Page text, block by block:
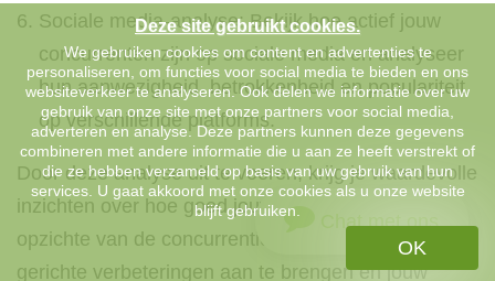
Sociale media-analyse: Bekijk hoe actief jouw
concurrenten zijn op sociale media en analyseer
hun aanwezigheid, betrokkenheid en populariteit
op verschillende platforms.
Door deze analyse uit te voeren, krijg je waardevolle
inzichten over hoe goed jouw website presteert ten
opzichte van de concurrentie. Dit stelt je in staat om
gerichte verbeteringen aan te brengen en jouw
Chat met ons
Deze site gebruikt cookies.
We gebruiken cookies om content en advertenties te
personaliseren, om functies voor social media te bieden en ons
websiteverkeer te analyseren. Ook delen we informatie over uw
gebruik van onze site met onze partners voor social media,
adverteren en analyse. Deze partners kunnen deze gegevens
combineren met andere informatie die u aan ze heeft verstrekt of
die ze hebben verzameld op basis van uw gebruik van hun
services. U gaat akkoord met onze cookies als u onze website
blijft gebruiken.
OK